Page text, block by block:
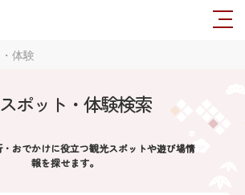
体験
スポット・体験検索
おでかけに役立つ観光スポットや遊び場情
報を探せます。